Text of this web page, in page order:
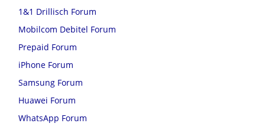
1&1 Drillisch Forum
Mobilcom Debitel Forum
Prepaid Forum
iPhone Forum
Samsung Forum
Huawei Forum
WhatsApp Forum